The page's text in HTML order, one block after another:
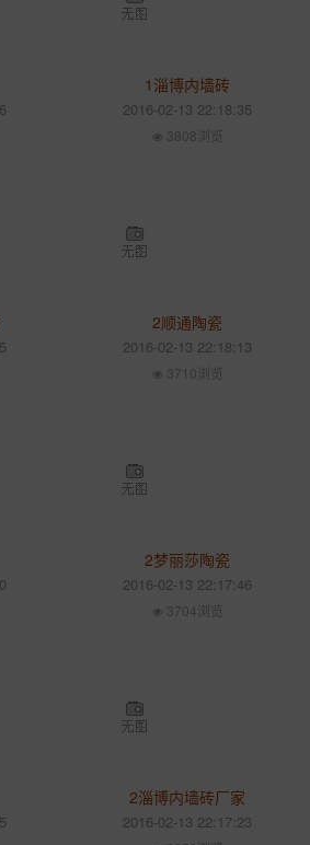
1淄博内墙砖
2016-02-13 22:18:35
3808浏览
2顺通陶瓷
2016-02-13 22:18:13
3710浏览
2梦丽莎陶瓷
2016-02-13 22:17:46
3704浏览
2淄博内墙砖厂家
2016-02-13 22:17:23